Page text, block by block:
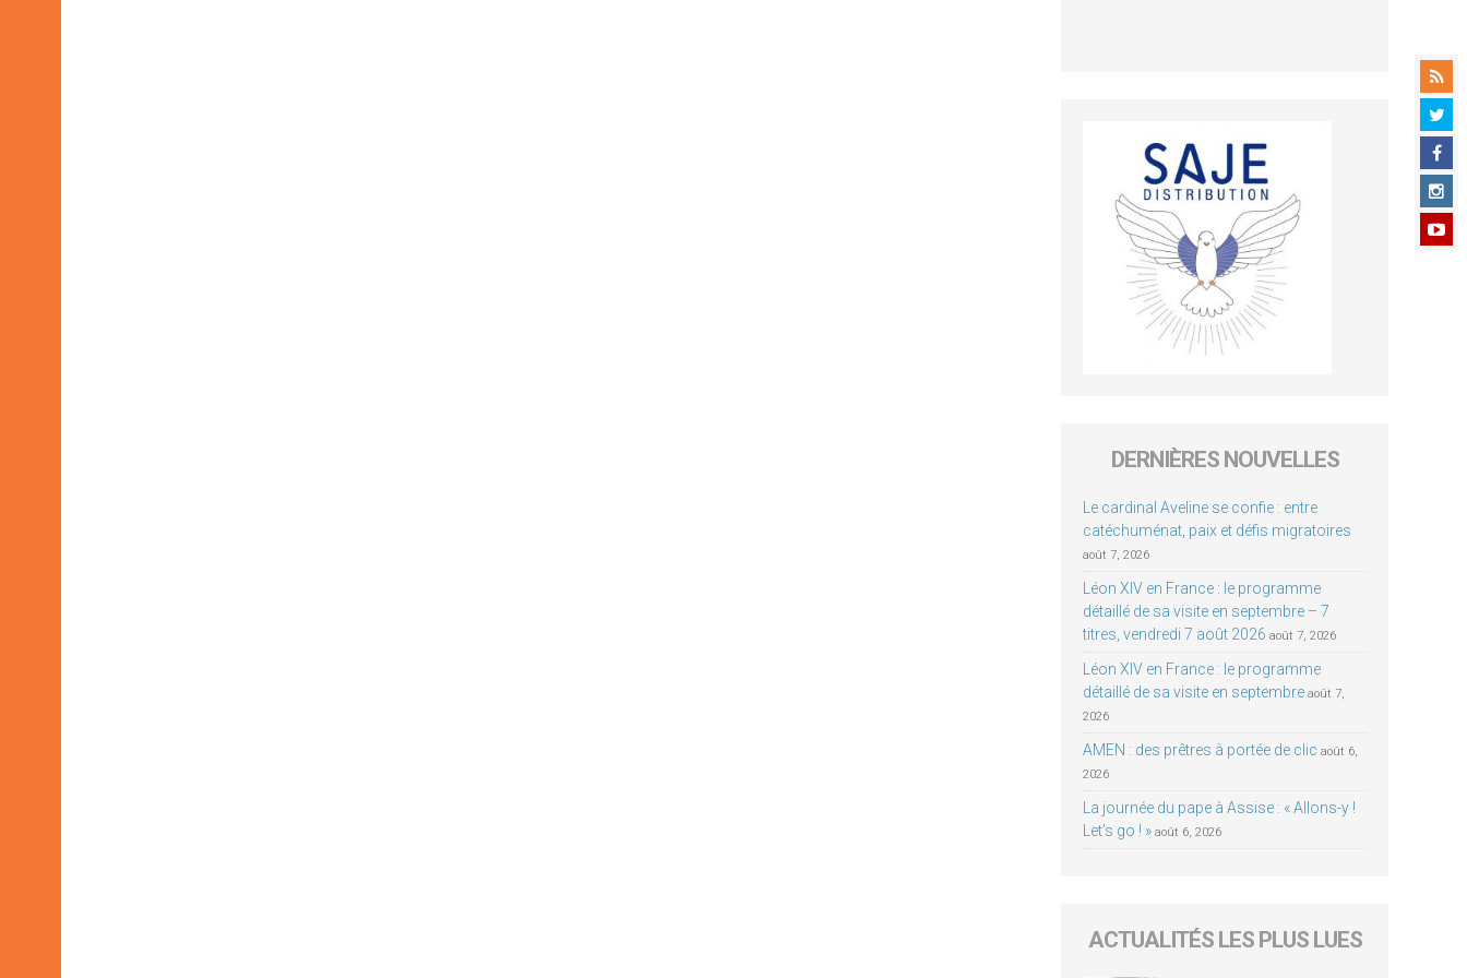
DERNIÈRES NOUVELLES
Le cardinal Aveline se confie : entre
catéchuménat, paix et défis migratoires
août 7, 2026
Léon XIV en France : le programme
détaillé de sa visite en septembre – 7
titres, vendredi 7 août 2026 août 7, 2026
Léon XIV en France : le programme
détaillé de sa visite en septembre août 7,
2026
AMEN : des prêtres à portée de clic août 6,
2026
La journée du pape à Assise : « Allons-y !
Let’s go ! » août 6, 2026
ACTUALITÉS LES PLUS LUES